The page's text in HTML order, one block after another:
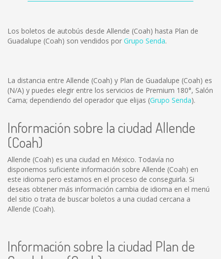
Los boletos de autobús desde Allende (Coah) hasta Plan de
Guadalupe (Coah) son vendidos por Grupo Senda.
La distancia entre Allende (Coah) y Plan de Guadalupe (Coah) es
(N/A) y puedes elegir entre los servicios de Premium 180°, Salón
Cama; dependiendo del operador que elijas (Grupo Senda).
Información sobre la ciudad Allende
(Coah)
Allende (Coah) es una ciudad en México. Todavía no
disponemos suficiente información sobre Allende (Coah) en
este idioma pero estamos en el proceso de conseguirla. Si
deseas obtener más información cambia de idioma en el menú
del sitio o trata de buscar boletos a una ciudad cercana a
Allende (Coah).
Información sobre la ciudad Plan de